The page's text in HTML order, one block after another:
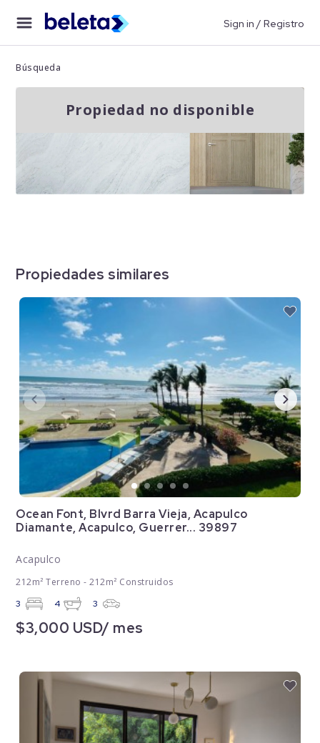
Sign in / Registro
Búsqueda
Propiedad no disponible
Propiedades similares
Ocean Font, Blvrd Barra Vieja, Acapulco
Diamante, Acapulco, Guerrer... 39897
Acapulco
212m² Terreno - 212m² Construidos
3 4 3
$3,000 USD/ mes